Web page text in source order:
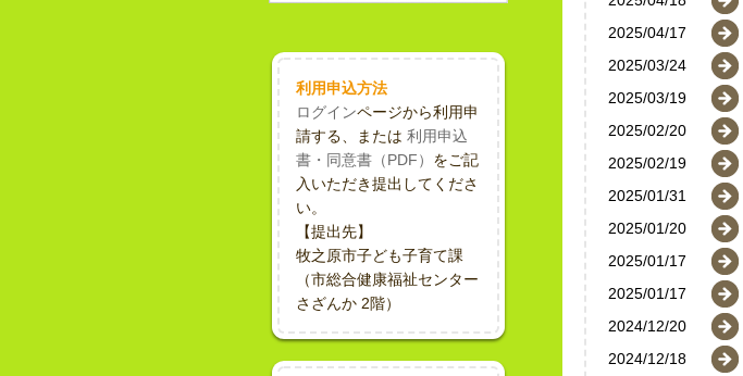
利用申込方法
ログインページから利用申
請する、または 利用申込
書・同意書（PDF） をご記
入いただき提出してくださ
い。
【提出先】
牧之原市子ども子育て課
（市総合健康福祉センター
さざんか 2階）
2025/04/17
2025/03/24
2025/03/19
2025/02/20
2025/02/19
2025/01/31
2025/01/20
2025/01/17
2025/01/17
2024/12/20
2024/12/18